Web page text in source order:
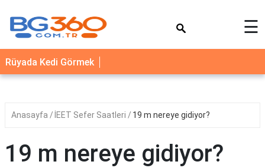
YEMEK
TARİFLERİ
SAĞLIK
☰
Rüyada Kedi Görmek
Anasayfa İEET Sefer Saatleri 19 m nereye gidiyor?
19 m nereye gidiyor?